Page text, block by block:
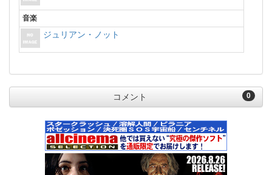
音楽
ジュリアン・ノット
0
コメント